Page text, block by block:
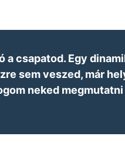
a csapatod. Egy
sem veszed, már
neked